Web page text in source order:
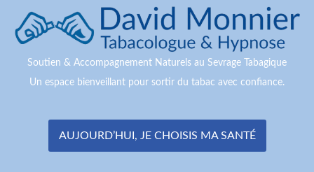
Soutien & Accompagnement Naturels au Sevrage Tabagique
Un espace bienveillant pour sortir du tabac avec confiance.
AUJOURD’HUI, JE CHOISIS MA SANTÉ